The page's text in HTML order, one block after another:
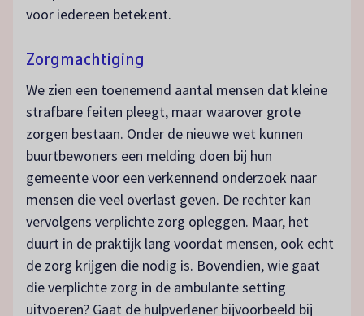
voor iedereen betekent.
Zorgmachtiging
We zien een toenemend aantal mensen dat kleine
strafbare feiten pleegt, maar waarover grote
zorgen bestaan. Onder de nieuwe wet kunnen
buurtbewoners een melding doen bij hun
gemeente voor een verkennend onderzoek naar
mensen die veel overlast geven. De rechter kan
vervolgens verplichte zorg opleggen. Maar, het
duurt in de praktijk lang voordat mensen, ook echt
de zorg krijgen die nodig is. Bovendien, wie gaat
die verplichte zorg in de ambulante setting
uitvoeren? Gaat de hulpverlener bijvoorbeeld bij